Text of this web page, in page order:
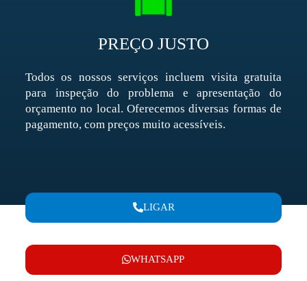
PREÇO JUSTO
Todos os nossos serviços incluem visita gratuita
para inspeção do problema e apresentação do
orçamento no local. Oferecemos diversas formas de
pagamento, com preços muito acessíveis.
LIGAR
WHATSAPP